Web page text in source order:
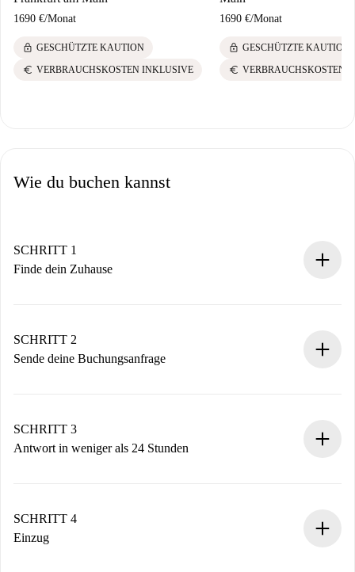
1690 €/Monat
lock GESCHÜTZTE KAUTION
euro VERBRAUCHSKOSTEN INKLUSIVE
1690 €/Monat
lock GESCHÜTZTE KAUTION
euro VERBRAUCHSKOSTEN
Wie du buchen kannst
SCHRITT 1
Finde dein Zuhause
Du erhältst alle notwendigen Informationen im Voraus.
SCHRITT 2
Sende deine Buchungsanfrage
Denk daran, dass wir dich erst belasten, wenn der
Vermieter zustimmt.
SCHRITT 3
Antwort in weniger als 24 Stunden
stellen den Kontakt her.
Wenn der Vermieter ablehnen muss, entstehen keine
SCHRITT 4
Einzug